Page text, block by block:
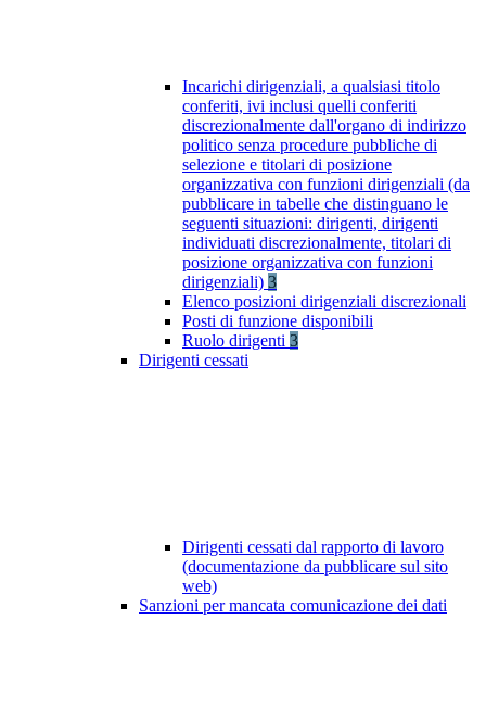
Incarichi dirigenziali, a qualsiasi titolo
conferiti, ivi inclusi quelli conferiti
discrezionalmente dall'organo di indirizzo
politico senza procedure pubbliche di
selezione e titolari di posizione
organizzativa con funzioni dirigenziali (da
pubblicare in tabelle che distinguano le
seguenti situazioni: dirigenti, dirigenti
individuati discrezionalmente, titolari di
posizione organizzativa con funzioni
dirigenziali) 3
Elenco posizioni dirigenziali discrezionali
Posti di funzione disponibili
Ruolo dirigenti 3
Dirigenti cessati
Dirigenti cessati dal rapporto di lavoro
(documentazione da pubblicare sul sito
web)
Sanzioni per mancata comunicazione dei dati